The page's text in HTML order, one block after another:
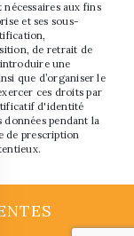
nécessaires aux fins
et ses sous-
de retrait de
une
que d’organiser le
ces droits par
d'identité
données pendant la
de prescription